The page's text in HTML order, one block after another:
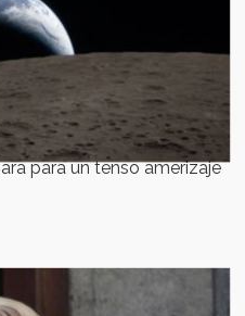
para un tenso amerizaje